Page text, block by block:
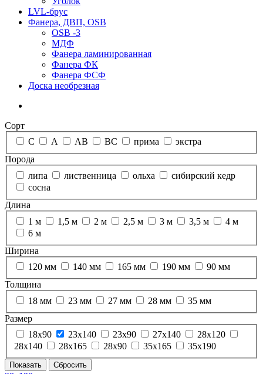
LVL-брус
Фанера, ДВП, OSB
OSB -3
МДФ
Фанера ламинированная
Фанера ФК
Фанера ФСФ
Доска необрезная
Сорт
C
А АВ ВС прима
экстра
Порода
липа
лиственница ольха
сибирский кедр
сосна
Длина
1 м
1,5 м 2 м 2,5 м 3 м 3,5 м
4 м
6 м
Ширина
120 мм
140 мм 165 мм 190 мм
90 мм
Толщина
18 мм
23 мм 27 мм 28 мм
35 мм
Размер
18х90
23х140 23х90 27х140
28х120
28х140
28х165 28х90 35х165 35х190